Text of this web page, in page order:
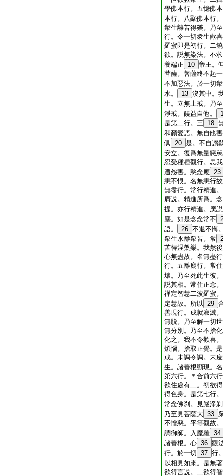
學佛本行。五憶佛
本行。八顯佛本行
衆生離苦得樂。乃
行。令一切衆生歡
羅蜜即是初行。二
欲。説無染法。不
養端正
10 帝王。
菩薩。菩薩終不起
不加惡法。於一切
水。
13 沒其中。
生。立無上戒。乃
淨戒。饒益自他。
是第二行。三
18
和顏愛語。無自他
倶 20 是。不自讃
安立。復爲無量惡
忍受種種觀行。思
遭怨害。愍念應 23
恚不恨。名無恚行
無盡行。常行精進
廣説。精進所爲。
提。亦行精進。廣
塵。如是念念常不
語。
26 不退不悔
衆生永離衆苦。常
苦得涅槃樂。我然
心無盡故。名無盡
行。五離癡行。常
壞。乃至死此生彼
説其相。常住正念
禪定智慧二波羅蜜
定慧故。所以 29
善現行。成就寂滅
無脱。乃至解一切
無分別。乃至不捨
化之。我不令歡喜
煩惱。捨取正覺。
成。未調令調。未
生。諸善根顯現。
第六行。＊合前六
欲住處有二。初欲
得色身。是第七行
常念佛刹。見嚴淨
乃至見菩薩大 33
不憎惡。平等觀故
調御師。入魔羅 34
諸善根。心 36 觀
行。於一切 37 行
以相見如來。是無著
欲得言説。二欲得